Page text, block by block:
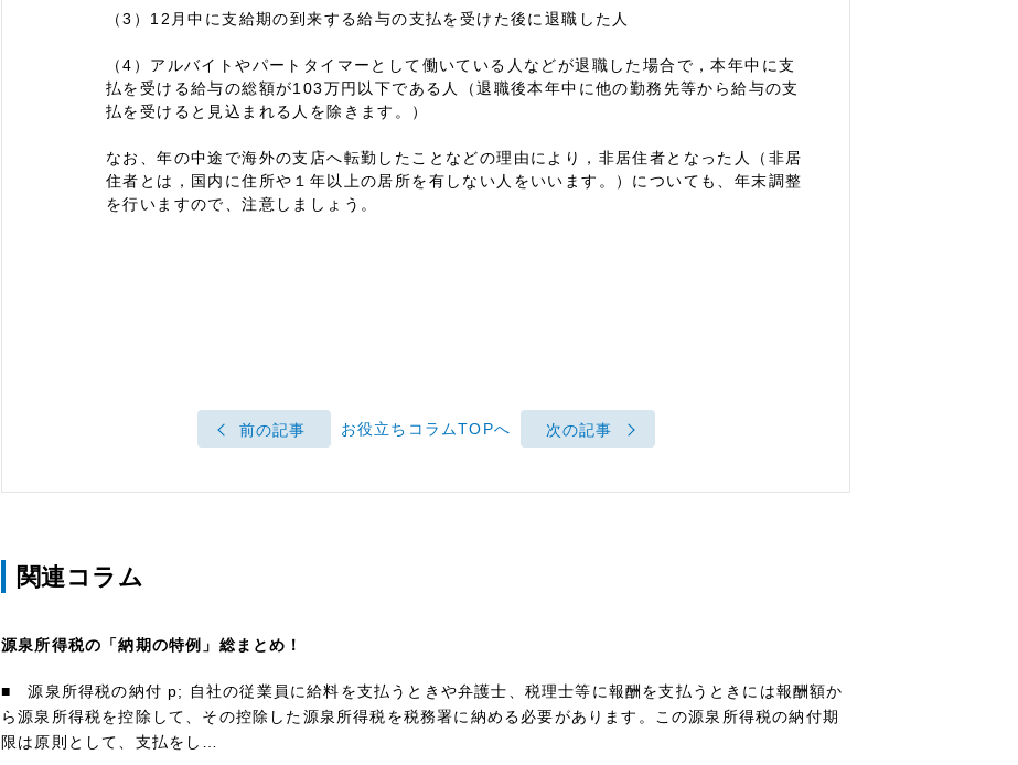
（3）12月中に支給期の到来する給与の支払を受けた後に退職した人
（4）アルバイトやパートタイマーとして働いている人などが退職した場合で，本年中に支
払を受ける給与の総額が103万円以下である人（退職後本年中に他の勤務先等から給与の支
払を受けると見込まれる人を除きます。）
なお、年の中途で海外の支店へ転勤したことなどの理由により，非居住者となった人（非居
住者とは，国内に住所や１年以上の居所を有しない人をいいます。）についても、年末調整
を行いますので、注意しましょう。
前の記事 お役立ちコラムTOPへ 次の記事
関連コラム
源泉所得税の「納期の特例」総まとめ！
■ 源泉所得税の納付 p; 自社の従業員に給料を支払うときや弁護士、税理士等に報酬を支払うときには報酬額か
ら源泉所得税を控除して、その控除した源泉所得税を税務署に納める必要があります。この源泉所得税の納付期
限は原則として、支払をし…